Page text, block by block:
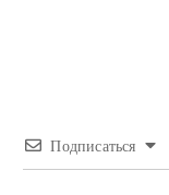
Подписаться